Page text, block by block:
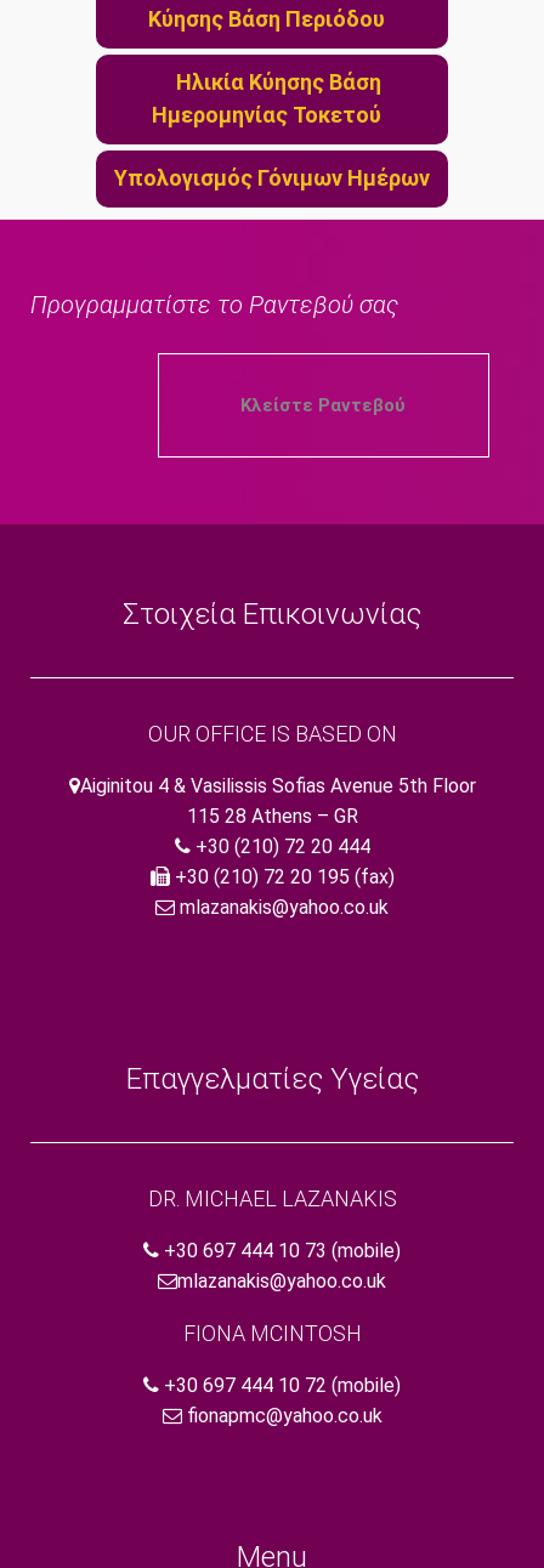
Κύησης Βάση Περιόδου
Ηλικία Κύησης Βάση
Ημερομηνίας Τοκετού
Υπολογισμός Γόνιμων Ημέρων
Προγραμματίστε το Ραντεβού σας
Κλείστε Ραντεβού
Στοιχεία Επικοινωνίας
OUR OFFICE IS BASED ON
Aiginitou 4 & Vasilissis Sofias Avenue 5th Floor
115 28 Athens – GR
+30 (210) 72 20 444
+30 (210) 72 20 195 (fax)
mlazanakis@yahoo.co.uk
Επαγγελματίες Υγείας
DR. MICHAEL LAZANAKIS
+30 697 444 10 73 (mobile)
mlazanakis@yahoo.co.uk
FIONA MCINTOSH
+30 697 444 10 72 (mobile)
fionapmc@yahoo.co.uk
Menu